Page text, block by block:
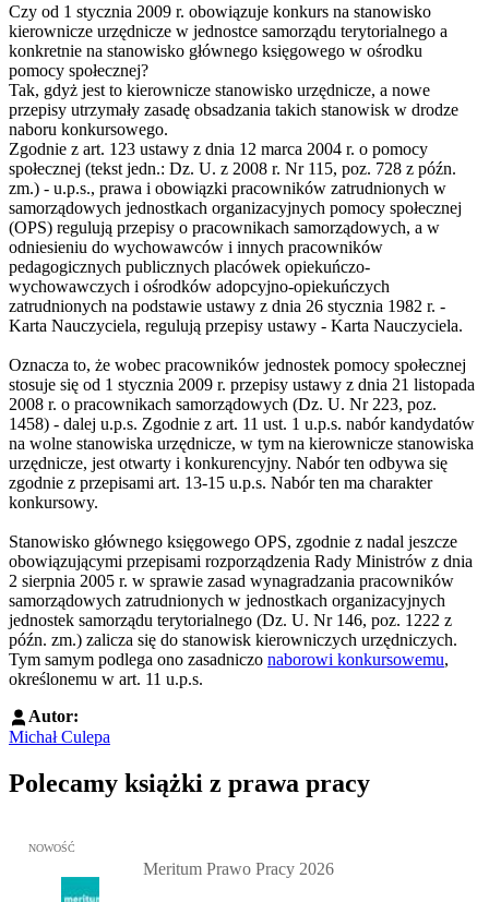
Czy od 1 stycznia 2009 r. obowiązuje konkurs na stanowisko
kierownicze urzędnicze w jednostce samorządu terytorialnego a
konkretnie na stanowisko głównego księgowego w ośrodku
pomocy społecznej?
Tak, gdyż jest to kierownicze stanowisko urzędnicze, a nowe
przepisy utrzymały zasadę obsadzania takich stanowisk w drodze
naboru konkursowego.
Zgodnie z art. 123 ustawy z dnia 12 marca 2004 r. o pomocy
społecznej (tekst jedn.: Dz. U. z 2008 r. Nr 115, poz. 728 z późn.
zm.) - u.p.s., prawa i obowiązki pracowników zatrudnionych w
samorządowych jednostkach organizacyjnych pomocy społecznej
(OPS) regulują przepisy o pracownikach samorządowych, a w
odniesieniu do wychowawców i innych pracowników
pedagogicznych publicznych placówek opiekuńczo-
wychowawczych i ośrodków adopcyjno-opiekuńczych
zatrudnionych na podstawie ustawy z dnia 26 stycznia 1982 r. -
Karta Nauczyciela, regulują przepisy ustawy - Karta Nauczyciela.
Oznacza to, że wobec pracowników jednostek pomocy społecznej
stosuje się od 1 stycznia 2009 r. przepisy ustawy z dnia 21 listopada
2008 r. o pracownikach samorządowych (Dz. U. Nr 223, poz.
1458) - dalej u.p.s. Zgodnie z art. 11 ust. 1 u.p.s. nabór kandydatów
na wolne stanowiska urzędnicze, w tym na kierownicze stanowiska
urzędnicze, jest otwarty i konkurencyjny. Nabór ten odbywa się
zgodnie z przepisami art. 13-15 u.p.s. Nabór ten ma charakter
konkursowy.
Stanowisko głównego księgowego OPS, zgodnie z nadal jeszcze
obowiązującymi przepisami rozporządzenia Rady Ministrów z dnia
2 sierpnia 2005 r. w sprawie zasad wynagradzania pracowników
samorządowych zatrudnionych w jednostkach organizacyjnych
jednostek samorządu terytorialnego (Dz. U. Nr 146, poz. 1222 z
późn. zm.) zalicza się do stanowisk kierowniczych urzędniczych.
Tym samym podlega ono zasadniczo naborowi konkursowemu,
określonemu w art. 11 u.p.s.
Autor:
Michał Culepa
Polecamy książki z prawa pracy
Przejdź do: Meritum Prawo Pracy 2026, Kazimierz Jaśkowski -
NOWOŚĆ
Meritum Prawo Pracy 2026